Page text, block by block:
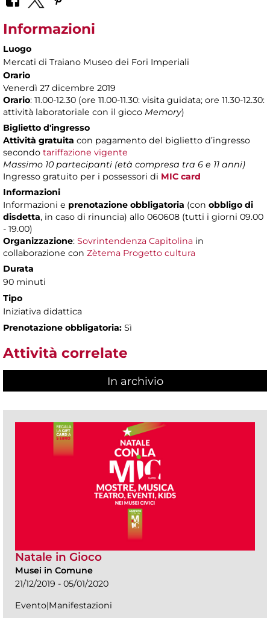
Informazioni
Luogo
Mercati di Traiano Museo dei Fori Imperiali
Orario
Venerdì 27 dicembre 2019
Orario: 11.00-12.30 (ore 11.00-11.30: visita guidata; ore 11.30-12.30:
attività laboratoriale con il gioco Memory)
Biglietto d'ingresso
Attività gratuita con pagamento del biglietto d’ingresso
secondo tariffazione vigente
Massimo 10 partecipanti (età compresa tra 6 e 11 anni)
Ingresso gratuito per i possessori di MIC card
Informazioni
Informazioni e prenotazione obbligatoria (con obbligo di
disdetta, in caso di rinuncia) allo 060608 (tutti i giorni 09.00
- 19.00)
Organizzazione: Sovrintendenza Capitolina in
collaborazione con Zètema Progetto cultura
Durata
90 minuti
Tipo
Iniziativa didattica
Prenotazione obbligatoria: Sì
Attività correlate
In archivio
Natale in Gioco
Musei in Comune
21/12/2019 - 05/01/2020
Evento|Manifestazioni